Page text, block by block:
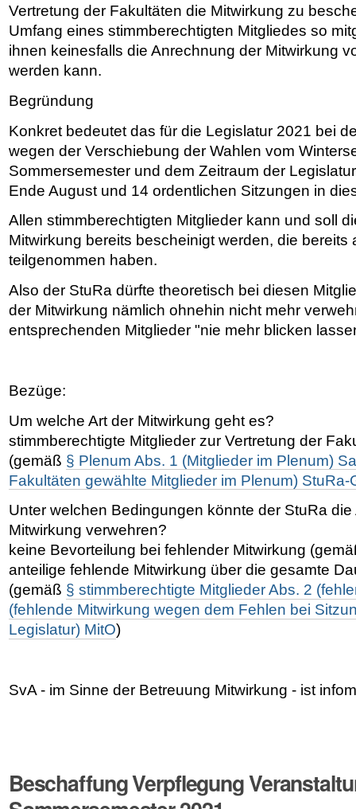
Vertretung der Fakultäten die Mitwirkung zu
Umfang eines stimmberechtigten Mitgliedes so
ihnen keinesfalls die Anrechnung der Mitwirkung
werden kann.
Begründung
Konkret bedeutet das für die Legislatur 2021 bei
wegen der Verschiebung der Wahlen vom
Sommersemester und dem Zeitraum der
Ende August und 14 ordentlichen Sitzungen in
Allen stimmberechtigten Mitglieder kann und soll
Mitwirkung bereits bescheinigt werden, die bereits
teilgenommen haben.
Also der StuRa dürfte theoretisch bei diesen
der Mitwirkung nämlich ohnehin nicht mehr
entsprechenden Mitglieder "nie mehr blicken
Bezüge:
Um welche Art der Mitwirkung geht es?
stimmberechtigte Mitglieder zur Vertretung der
(gemäß § Plenum Abs. 1 (Mitglieder im Plenum)
Fakultäten gewählte Mitglieder im Plenum) StuRa-
Unter welchen Bedingungen könnte der StuRa
Mitwirkung verwehren?
keine Bevorteilung bei fehlender Mitwirkung
anteilige fehlende Mitwirkung über die gesamte
(gemäß § stimmberechtigte Mitglieder Abs. 2
(fehlende Mitwirkung wegen dem Fehlen bei
Legislatur) MitO)
SvA - im Sinne der Betreuung Mitwirkung - ist
Beschaffung Verpflegung